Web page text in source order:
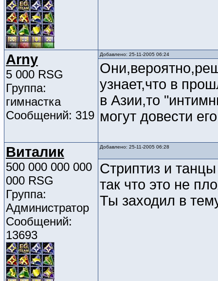
Arny
5 000 RSG
Группа:
гимнастка
Сообщений: 319
Добавлено: 25-11-2005 06:24
узнает,что в
в Азии,то
могут довести
Виталик
500 000 000 000
000 RSG
Группа:
Администратор
Сообщений:
13693
Добавлено: 25-11-2005 06:28
Стриптиз и
так что это не
Ты заходил в